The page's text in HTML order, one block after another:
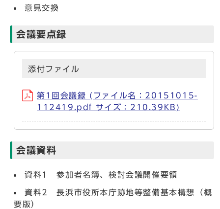
意見交換
会議要点録
添付ファイル
第1回会議録 (ファイル名：20151015-
112419.pdf サイズ：210.39KB)
会議資料
資料1 参加者名簿、検討会議開催要領
資料2 長浜市役所本庁跡地等整備基本構想（概
要版）